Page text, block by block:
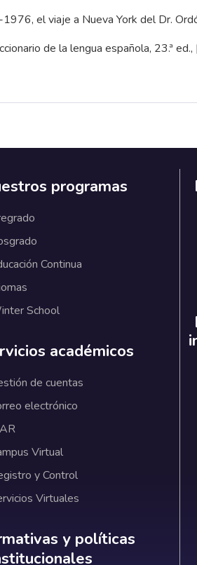
el viaje a Nueva York del Dr.
de la lengua española, 23.ª
programas
Continua
School
académicos
de cuentas
electrónico
Virtual
y Control
Virtuales
y políticas
y políticas